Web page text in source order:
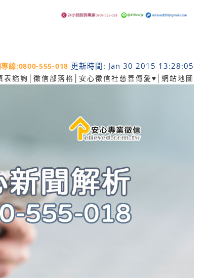
專線:0800-555-018 更新時間: Jan 30 2015 13:28:05
表諮詢 徵信部落格 安心徵信社慈善傳愛♥│ 網站地圖